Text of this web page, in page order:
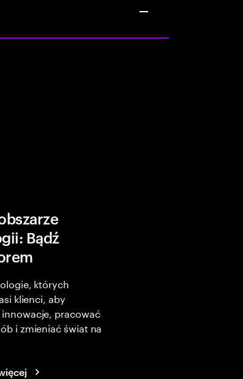
Bądź
których
klienci, aby
pracować
i zmieniać świat na